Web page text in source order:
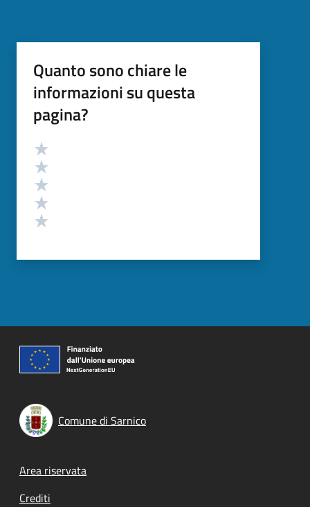
Quanto sono chiare le
informazioni su questa
pagina?
Valutazione
Comune di Sarnico
Footer menu
Area riservata
Crediti